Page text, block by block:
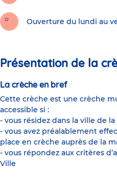
Ouverture du lundi au
Présentation de la
La crèche en bref
Cette crèche est une crèche
accessible si :
- vous résidez dans la ville de
- vous avez préalablement
place en crèche auprès de la
- vous répondez aux critères
Ville